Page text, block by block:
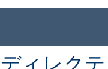
ディレク